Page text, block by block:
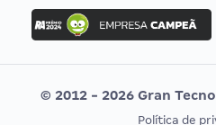
Concurso Ibama
Concurso MPU
Editais publicados
© 2012 - 2026 Gran
Política de